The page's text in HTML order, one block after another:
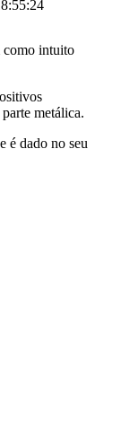
como intuito
metálica.
é dado no seu